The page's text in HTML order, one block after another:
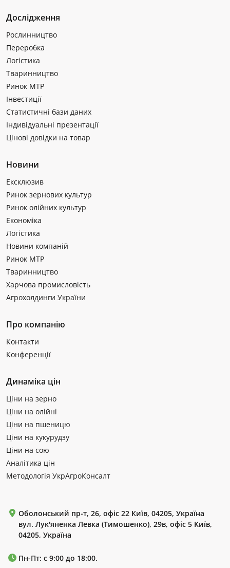
Дослідження
Рослинництво
Переробка
Логістика
Тваринництво
Ринок МТР
Інвестиції
Статистичні бази даних
Індивідуальні презентації
Цінові довідки на товар
Новини
Ексклюзив
Ринок зернових культур
Ринок олійних культур
Економіка
Логістика
Новини компаній
Ринок МТР
Тваринництво
Харчова промисловість
Агрохолдинги України
Про компанію
Контакти
Конференції
Динаміка цін
Ціни на зерно
Ціни на олійні
Ціни на пшеницю
Ціни на кукурудзу
Ціни на сою
Аналітика цін
Методологія УкрАгроКонсалт
Оболонський пр-т, 26, офіс 22 Київ, 04205, Україна
вул. Лук'яненка Левка (Тимошенко), 29в, офіс 5 Київ,
04205, Україна
Пн-Пт: с 9:00 до 18:00.